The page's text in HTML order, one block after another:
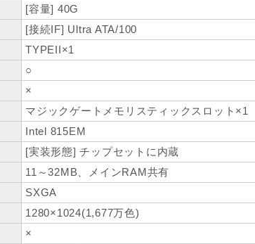
[容量] 40G
[接続IF] Ultra ATA/100
TYPEII×1
○
×
マジックゲートメモリスティックスロット×1
Intel 815EM
[実装形態] チップセットに内蔵
11～32MB、メインRAM共有
SXGA
1280×1024(1,677万色)
×